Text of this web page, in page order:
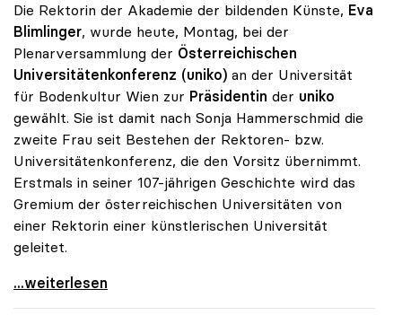
Die Rektorin der Akademie der bildenden Künste, Eva
Blimlinger, wurde heute, Montag, bei der
Plenarversammlung der Österreichischen
Universitätenkonferenz (uniko) an der Universität
für Bodenkultur Wien zur Präsidentin der uniko
gewählt. Sie ist damit nach Sonja Hammerschmid die
zweite Frau seit Bestehen der Rektoren- bzw.
Universitätenkonferenz, die den Vorsitz übernimmt.
Erstmals in seiner 107-jährigen Geschichte wird das
Gremium der österreichischen Universitäten von
einer Rektorin einer künstlerischen Universität
geleitet.
Eva Blimlinger zur Präsidentin der uniko gewählt
...weiterlesen